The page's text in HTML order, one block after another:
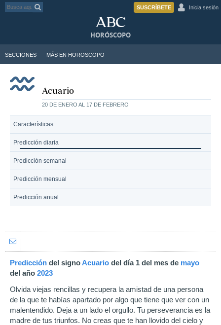
SUSCRÍBETE Inicia sesión
SECCIONES MÁS EN HOROSCOPO
HORÓSCOPO
Acuario
20 DE ENERO AL 17 DE FEBRERO
Características
Predicción diaria
Predicción semanal
Predicción mensual
Predicción anual
Predicción del signoAcuario del día 1 del mes de mayo
del año 2023
Olvida viejas rencillas y recupera la amistad de una persona
de la que te habías apartado por algo que tiene que ver con un
malentendido. Deja a un lado el orgullo. Tu perseverancia es la
madre de tus triunfos. No creas que te han llovido del cielo y